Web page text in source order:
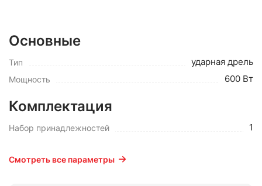
Основные
Тип ударная дрель
Мощность 600 Вт
Комплектация
Набор принадлежностей 1
Смотреть все параметры